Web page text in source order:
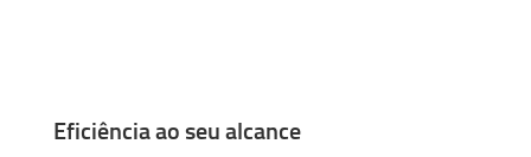
Eficiência ao seu alcance